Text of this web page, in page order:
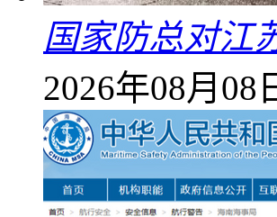
国家防总对江
2026年08月08